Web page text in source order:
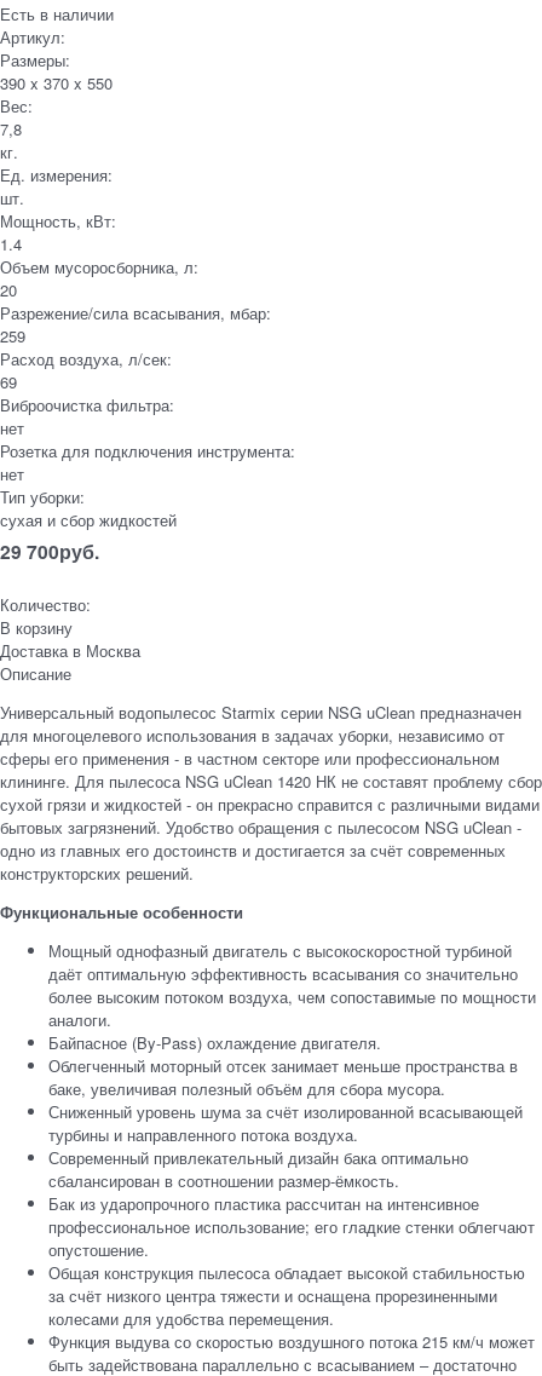
Есть в наличии
Артикул:
Размеры:
390 x 370 x 550
Вес:
7,8
кг.
Ед. измерения:
шт.
Мощность, кВт:
1.4
Объем мусоросборника, л:
20
Разрежение/сила всасывания, мбар:
259
Расход воздуха, л/сек:
69
Виброочистка фильтра:
нет
Розетка для подключения инструмента:
нет
Тип уборки:
сухая и сбор жидкостей
29 700руб.
Количество:
В корзину
Доставка в Москва
Описание
Универсальный водопылесос Starmix серии NSG uClean предназначен
для многоцелевого использования в задачах уборки, независимо от
сферы его применения - в частном секторе или профессиональном
клининге. Для пылесоса NSG uClean 1420 НК не составят проблему сбор
сухой грязи и жидкостей - он прекрасно справится с различными видами
бытовых загрязнений. Удобство обращения с пылесосом NSG uClean -
одно из главных его достоинств и достигается за счёт современных
конструкторских решений.
Функциональные особенности
Мощный однофазный двигатель с высокоскоростной турбиной
даёт оптимальную эффективность всасывания со значительно
более высоким потоком воздуха, чем сопоставимые по мощности
аналоги.
Байпасное (By-Pass) охлаждение двигателя.
Облегченный моторный отсек занимает меньше пространства в
баке, увеличивая полезный объём для сбора мусора.
Сниженный уровень шума за счёт изолированной всасывающей
турбины и направленного потока воздуха.
Современный привлекательный дизайн бака оптимально
сбалансирован в соотношении размер-ёмкость.
Бак из ударопрочного пластика рассчитан на интенсивное
профессиональное использование; его гладкие стенки облегчают
опустошение.
Общая конструкция пылесоса обладает высокой стабильностью
за счёт низкого центра тяжести и оснащена прорезиненными
колесами для удобства перемещения.
Функция выдува со скоростью воздушного потока 215 км/ч может
быть задействована параллельно с всасыванием – достаточно